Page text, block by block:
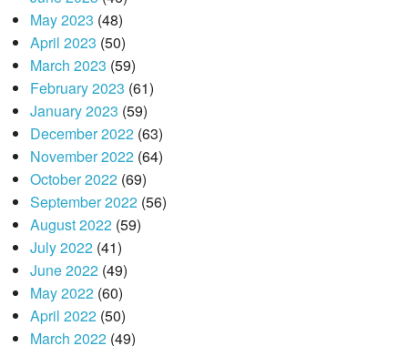
May 2023 (48)
April 2023 (50)
March 2023 (59)
February 2023 (61)
January 2023 (59)
December 2022(63)
November 2022(64)
October 2022(69)
September 2022(56)
August 2022(59)
July 2022(41)
June 2022(49)
May 2022(60)
April 2022(50)
March 2022(49)